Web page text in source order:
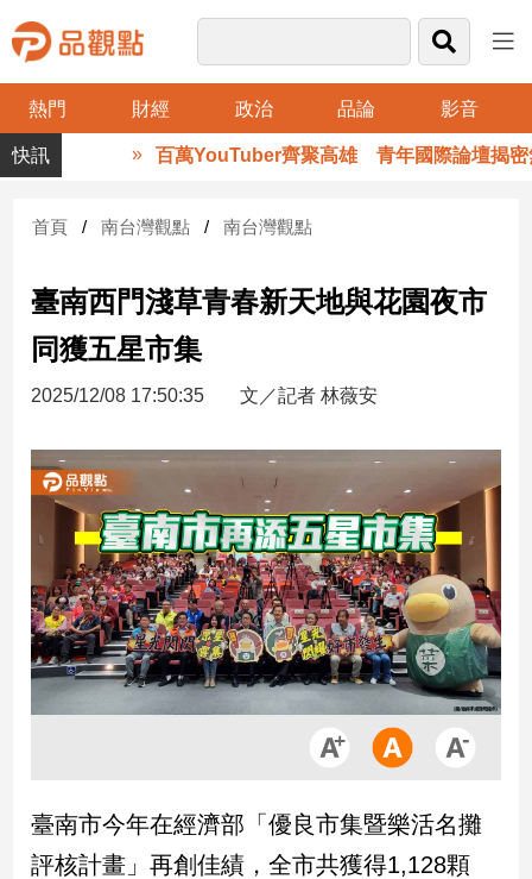
熱門 財經 政治 品論 影音
品
觀
財
台
財
新
產
經/
市
房
地
產
品
政
治
百萬YouTuber齊聚高雄 青年國際論壇揭密無
首頁 南台灣觀點 南台灣觀點
臺南西門淺草青春新天地與花園夜市
同獲五星市集
2025/12/08 17:50:35 文／記者 林薇安
臺南市今年在經濟部「優良市集暨樂活名攤
評核計畫」再創佳績，全市共獲得1,128顆